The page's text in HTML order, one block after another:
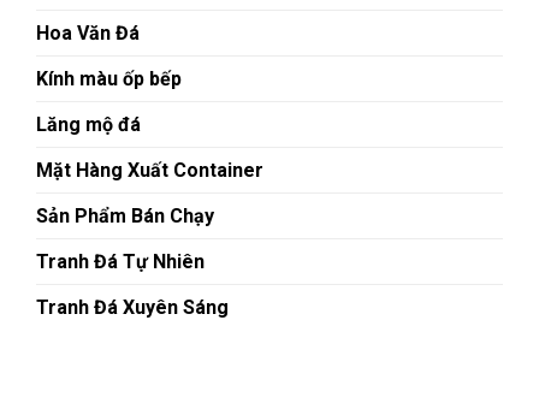
Hoa Văn Đá
Kính màu ốp bếp
Lăng mộ đá
Mặt Hàng Xuất Container
Sản Phẩm Bán Chạy
Tranh Đá Tự Nhiên
Tranh Đá Xuyên Sáng